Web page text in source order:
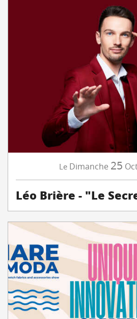
Le Dimanche 25
Léo Brière - "Le